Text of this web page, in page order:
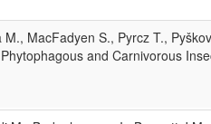
MacFadyen S., Pyrcz T.,
and Carnivorous